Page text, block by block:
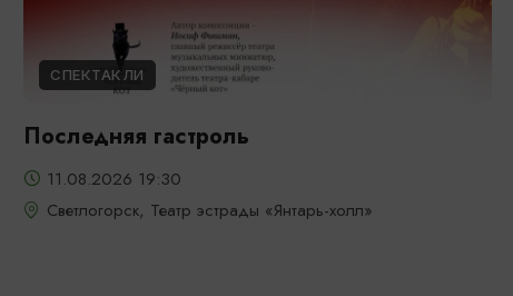
СПЕКТАКЛИ
Последняя гастроль
11.08.2026 19:30
Светлогорск, Театр эстрады «Янтарь-холл»